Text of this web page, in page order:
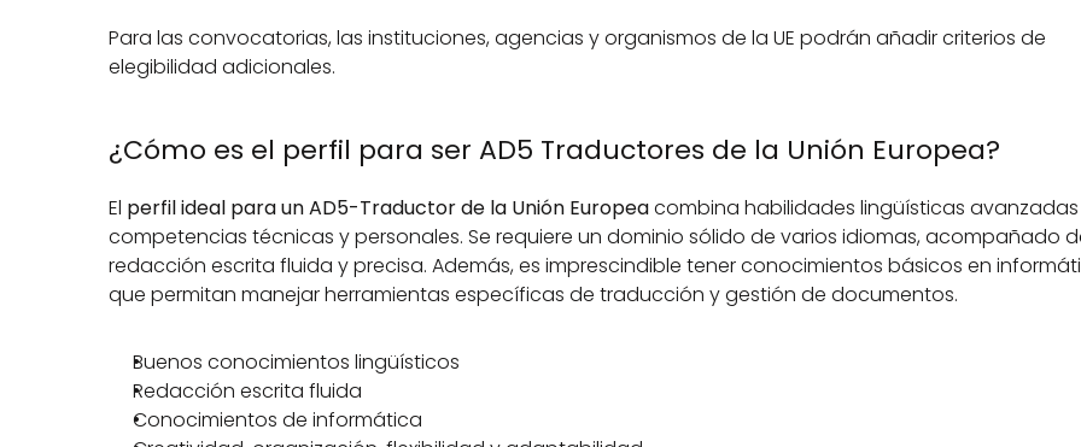
Para las convocatorias, las instituciones, agencias y organismos de la UE podrán añadir criterios de
elegibilidad adicionales.
¿Cómo es el perfil para ser AD5 Traductores de la Unión Europea?
El perfil ideal para un AD5-Traductor de la Unión Europea combina habilidades lingüísticas
competencias técnicas y personales. Se requiere un dominio sólido de varios idiomas, acompañado
redacción escrita fluida y precisa. Además, es imprescindible tener conocimientos básicos en
que permitan manejar herramientas específicas de traducción y gestión de documentos.
Buenos conocimientos lingüísticos
Redacción escrita fluida
Conocimientos de informática